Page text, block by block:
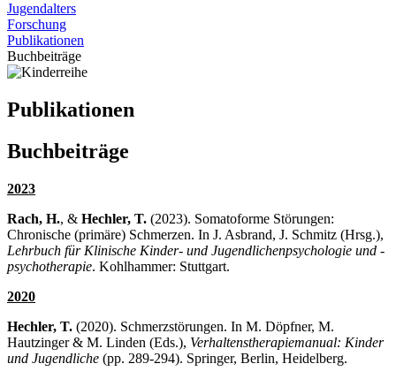
Jugendalters
Forschung
Publikationen
Buchbeiträge
Publikationen
Buchbeiträge
2023
Rach, H., & Hechler, T. (2023). Somatoforme Störungen:
Chronische (primäre) Schmerzen. In J. Asbrand, J. Schmitz (Hrsg.),
Lehrbuch für Klinische Kinder- und Jugendlichenpsychologie und -
psychotherapie. Kohlhammer: Stuttgart.
2020
Hechler, T. (2020). Schmerzstörungen. In M. Döpfner, M.
Hautzinger & M. Linden (Eds.), Verhaltenstherapiemanual: Kinder
und Jugendliche (pp. 289-294). Springer, Berlin, Heidelberg.